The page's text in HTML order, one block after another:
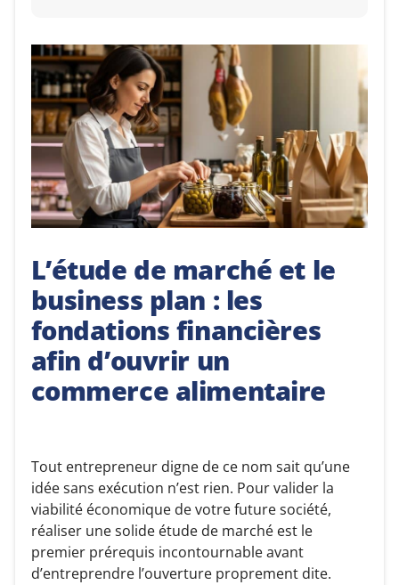
L’étude de marché et le
business plan : les
fondations financières
afin d’ouvrir un
commerce alimentaire
Tout entrepreneur digne de ce nom sait qu’une
idée sans exécution n’est rien. Pour valider la
viabilité économique de votre future société,
réaliser une solide étude de marché est le
premier prérequis incontournable avant
d’entreprendre l’ouverture proprement dite.